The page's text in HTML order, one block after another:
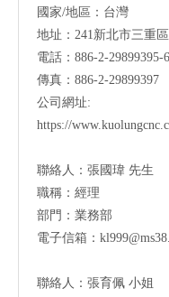
國家/地區：台灣
地址：241新北市三重
電話：886-2-29899395-6
傳真：886-2-29899397
公司網址:
https://
聯絡人： 張國瑋 先生
職稱： 經理
部門：業務部
電子信箱：
聯絡人： 張育佩 小姐